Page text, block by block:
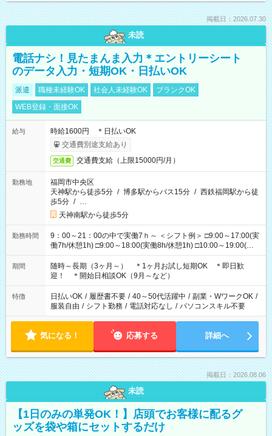
掲載日：2026.07.30
未読
電話ナシ！見たまんま入力＊エントリーシート
のデータ入力・短期OK・日払いOK
派遣 職種未経験OK 社会人未経験OK
ブランクOK
WEB登録・面接OK
給与
時給1600円 ＊日払いOK
交通費別途支給あり
交通費 交通費支給（上限15000円/月）
勤務地
福岡市中央区
天神駅から徒歩5分 / 博多駅からバス15分 / 西鉄福岡駅から徒
歩5分 / …
天神南駅から徒歩5分
勤務時間
9：00～21：00の中で実働7ｈ～ ＜シフト例＞ □9:00～17:00(実
働7h/休憩1h) □9:00～18:00(実働8h/休憩1h) □10:00～19:00(実
働8h/休憩1h) □11:00～20:00(実働8h/休憩1h) □12:00～20:00(実
働7h/休憩1h) □12:00～21:00(実働7h/休憩1h) ＊固定OK ＊選べ
る時間帯！
期間
随時～長期（3ヶ月～） ＊1ヶ月お試し短期OK ＊即日歓
迎！ ＊開始日相談OK（9月～など）
特徴 日払いOK / 履歴書不要 / 40～50代活躍中 / 副業・WワークOK /
服装自由 / シフト勤務 / 電話対応なし / パソコンスキル不要
気になる！ 応募する 詳細へ
掲載日：2026.08.06
未読
【1日のみの単発OK！】店頭でお客様に配るグ
ッズを袋や箱にセットするだけ